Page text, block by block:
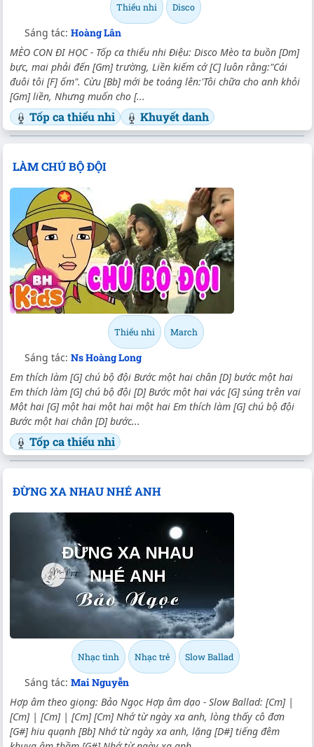
Thiếu nhi Disco
Sáng tác: Hoàng Lân
MÈO CON ĐI HỌC - Tốp ca thiếu nhi Điệu: Disco Mèo ta buồn [Dm]
bực, mai phải đến [Gm] trường, Liền kiếm cớ [C] luôn rằng:"Cái
đuôi tôi [F] ốm". Cừu [Bb] mới be toáng lên:'Tôi chữa cho anh khỏi
[Gm] liền, Nhưng muốn cho [...
Tốp ca thiếu nhi Khuyết danh
LÀM CHÚ BỘ ĐỘI
Thiếu nhi March
Sáng tác: Ns Hoàng Long
Em thích làm [G] chú bộ đội Bước một hai chân [D] bước một hai
Em thích làm [G] chú bộ đội [D] Bước một hai vác [G] súng trên vai
Một hai [G] một hai một hai một hai Em thích làm [G] chú bộ đội
Bước một hai chân [D] bước...
Tốp ca thiếu nhi
ĐỪNG XA NHAU NHÉ ANH
Nhạc tình Nhạc trẻ Slow Ballad
Sáng tác: Mai Nguyễn
Hợp âm theo giọng: Bảo Ngọc Hợp âm dạo - Slow Ballad: [Cm] |
[Cm] | [Cm] | [Cm] [Cm] Nhớ từ ngày xa anh, lòng thấy cô đơn
[G#] hiu quạnh [Bb] Nhớ từ ngày xa anh, lặng [D#] tiếng đêm